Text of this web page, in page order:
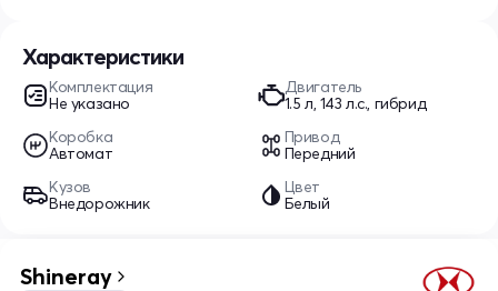
Характеристики
Комплектация
Не указано
Двигатель
1.5 л, 143 л.с., гибрид
Коробка
Автомат
Привод
Передний
Кузов
Внедорожник
Цвет
Белый
Shineray